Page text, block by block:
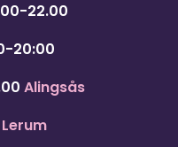
22.00
20:00
Alingsås
Lerum